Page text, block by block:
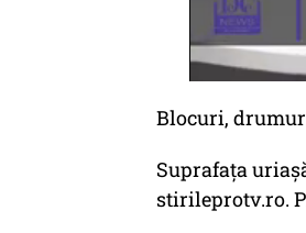
Blocuri,
Suprafața
stirileprotv.ro.